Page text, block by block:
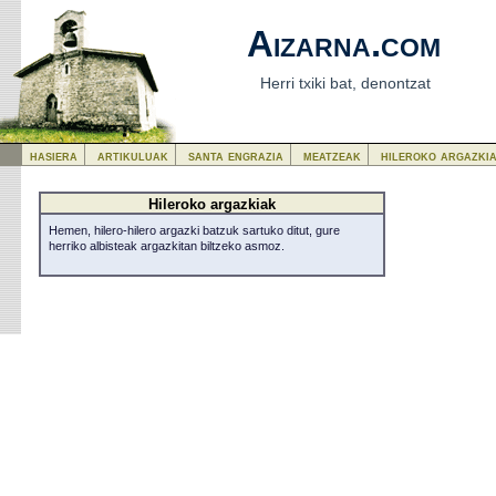
Aizarna.com
Herri txiki bat, denontzat
Hileroko argazkiak
Hemen, hilero-hilero argazki batzuk sartuko ditut, gure
herriko albisteak argazkitan biltzeko asmoz.
hasiera artikuluak santa engrazia meatzeak hileroko